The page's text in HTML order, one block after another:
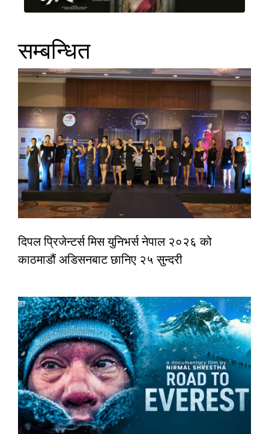
सम्बन्धित
दिपल प्रिजेन्टर्स मिस युनिभर्स नेपाल २०२६ को
काठमाडौं अडिसनबाट छानिए २५ सुन्दरी